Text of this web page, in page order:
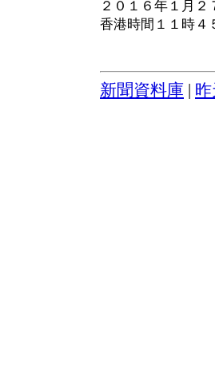
２０１６年１月２
香港時間１１時４
新聞資料庫